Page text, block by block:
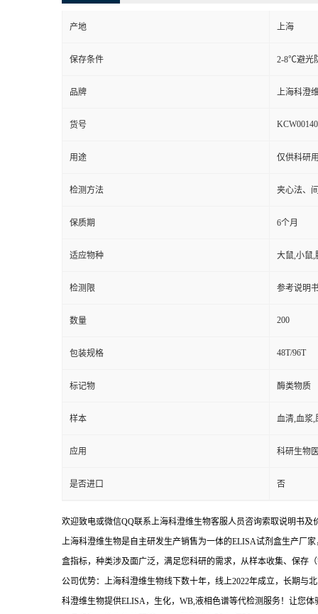
产地 上海
保存条件 2-8℃避光
品牌 上海科澄
货号 KCW00140
用途 仅供科研
检测方法 夹心法、
保质期 6个月
适应物种 大鼠,小鼠,
检测限 参考说明
数量 200
包装规格 48T/96T
标记物 酶类物质
样本 血清,血浆,
应用 科研生物
是否进口 否
欢迎致电或微信QQ联系上海科澄维生物客服人员咨询索取说明书及
上海科澄维生物是自主研发生产销售为一体的ELISA试剂盒生产厂
盒指标，种类涉及面广泛，满足您科研的需求，从样本收集、保存
公司优势：上海科澄维生物线下数十年，线上2022年成立，长期与
科澄维生物提供ELISA，生化，WB,液相色谱等代检测服务！让您体